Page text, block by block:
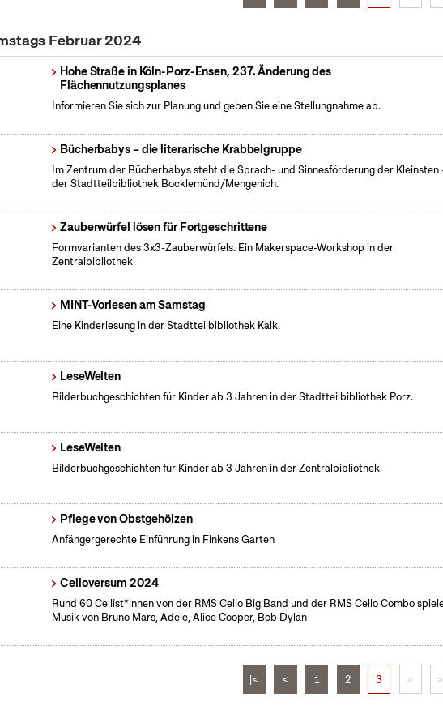
Februar 2024
Hohe Straße in Köln-Porz-Ensen, 237. Änderung des
Flächennutzungsplanes
Informieren Sie sich zur Planung und geben Sie eine Stellungnahme ab.
Bücherbabys – die literarische Krabbelgruppe
Im Zentrum der Bücherbabys steht die Sprach- und Sinnesförderung der Kleinsten
der Stadtteilbibliothek Bocklemünd/Mengenich.
​Zauberwürfel lösen für Fortgeschrittene
Formvarianten des 3x3-Zauberwürfels. Ein Makerspace-Workshop in der
Zentralbibliothek.
MINT-Vorlesen am Samstag
Eine Kinderlesung in der Stadtteilbibliothek Kalk.
LeseWelten
Bilderbuchgeschichten für Kinder ab 3 Jahren in der Stadtteilbibliothek Porz.
LeseWelten
Bilderbuchgeschichten für Kinder ab 3 Jahren in der Zentralbibliothek
Pflege von Obstgehölzen
Anfängergerechte Einführung in Finkens Garten
Celloversum 2024
Rund 60 Cellist*innen von der RMS Cello Big Band und der RMS Cello Combo
Musik von Bruno Mars, Adele, Alice Cooper, Bob Dylan
|< < 1 2 3 >